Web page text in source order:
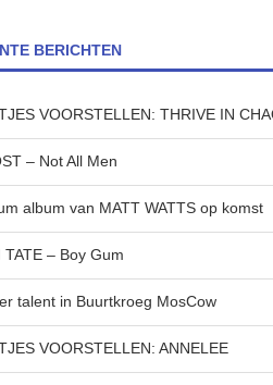
BERICHTEN
VOORSTELLEN: THRIVE IN
– Not All Men
album van MATT WATTS op komst
TATE – Boy Gum
talent in Buurtkroeg MosCow
VOORSTELLEN: ANNELEE